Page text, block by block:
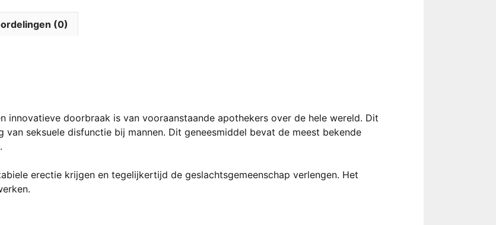
(0)
innovatieve doorbraak is van vooraanstaande apothekers over de hele wereld. Dit
seksuele disfunctie bij mannen. Dit geneesmiddel bevat de meest bekende
erectie krijgen en tegelijkertijd de geslachtsgemeenschap verlengen. Het